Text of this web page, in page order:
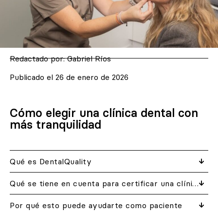
Redactado por:Gabriel Ríos
Publicado el 26 de enero de 2026
Cómo elegir una clínica dental con
más tranquilidad
Qué es DentalQuality
Qué se tiene en cuenta para certificar una clínica
Por qué esto puede ayudarte como paciente